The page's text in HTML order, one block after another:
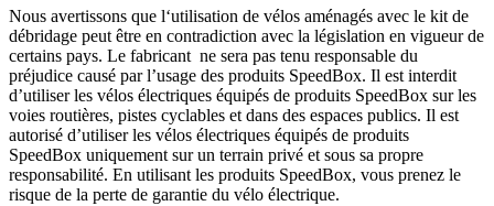
Nous avertissons que l‘utilisation de vélos aménagés avec le kit de
débridage peut être en contradiction avec la législation en vigueur de
certains pays. Le fabricant ne sera pas tenu responsable du
préjudice causé par l’usage des produits SpeedBox. Il est interdit
d’utiliser les vélos électriques équipés de produits SpeedBox sur les
voies routières, pistes cyclables et dans des espaces publics. Il est
autorisé d’utiliser les vélos électriques équipés de produits
SpeedBox uniquement sur un terrain privé et sous sa propre
responsabilité. En utilisant les produits SpeedBox, vous prenez le
risque de la perte de garantie du vélo électrique.